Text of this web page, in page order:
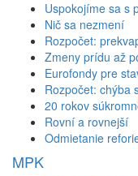
Uspokojíme sa s
Nič sa nezmení
Rozpočet:
Zmeny prídu až
Eurofondy pre
Rozpočet: chýba
20 rokov
Rovní a rovnejší
Odmietanie
MPK